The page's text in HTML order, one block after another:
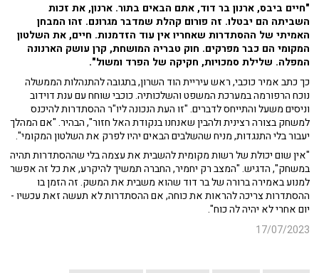
"חיים ביבס, ארנון בר דוד, אתם הבאים בתור. ארנון, את זכות
השביתה הם יבטלו. זה פורום קהלת שמדבר מגרונם. זהו המבחן
האמיתי של ההסתדרות שאחריו אין עוד הזדמנות. חיים, את השלטון
המקומי הם כבר מפרקים. חוק טבריה המושחת, קרן עושק הארנונה
המפלה. שלילת סמכויות, חקיקה של הפרד ומשול".
כך כתב אמיר כוכבי, ראש עיריית הוד השרון, בתגובה להתנהלות הממשלה
נוכח הרפורמה במערכת המשפט והשלכותיה. כוכבי שוחח עם ענת דוידוב
וניסים משעל והתייחס לדברים. "זו העת הנכונה ליו"ר ההסתדרות להיכנס
למשחק בצורה רצינית ולהבין שאנחנו בנקודת האל חזור", הבהיר. "אם המהלך
יעבור בלי התנגדות, מניח שהשלבים הבאים יהיו לפרק את השלטון המקומי".
"אין שום יכולת של רשות מקומית להשבית את עצמה בלי שההסתדרות תהיה
במשחק", הדגיש. "המצב רק יחמיר, החברה תמשיך להיקרע, את כל זה אפשר
למנוע באמירה ברורה של בר דוד שהוא משבית את המשק. זה הזמן בו
ההסתדרות צריכה להראות את כוחה, אם ההסתדרות לא תעשה זאת עכשיו -
יום אחרי לא יהיה לה כוח".
17/07/2023